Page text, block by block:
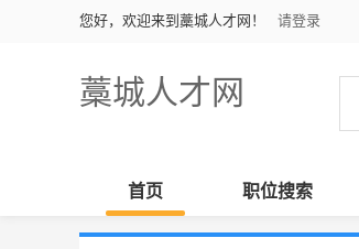
您好，欢迎来到藁城人才网！ 请登录
藁城人才网
首页 职位搜索